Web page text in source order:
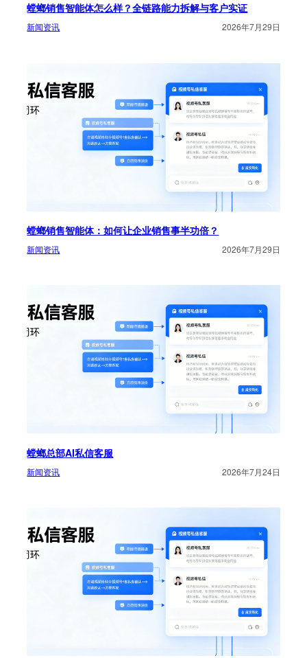
螳螂销售智能体怎么样？全链路能力拆解与客户实证
新闻资讯 2026年7月29日
螳螂销售智能体：如何让企业销售事半功倍？
新闻资讯 2026年7月29日
螳螂总部AI私信客服
新闻资讯 2026年7月24日